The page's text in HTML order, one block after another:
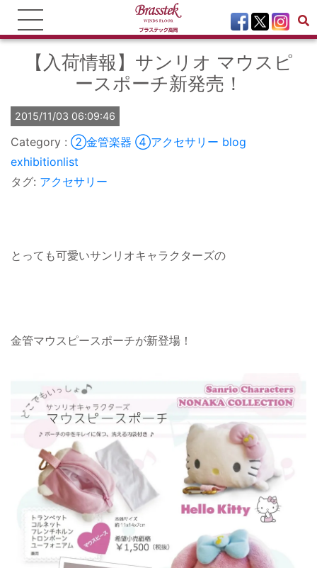
【入荷情報】サンリオ マウスピ
ースポーチ新発売！
2015/11/03 06:09:46
②金管楽器 ④アクセサリー blog
exhibitionlist
タグ: アクセサリー
とっても可愛いサンリオキャラクターズの
金管マウスピースポーチが新登場！